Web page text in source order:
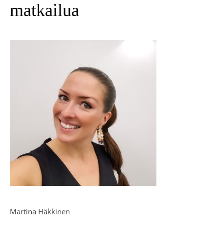
matkailua
Martina Häkkinen